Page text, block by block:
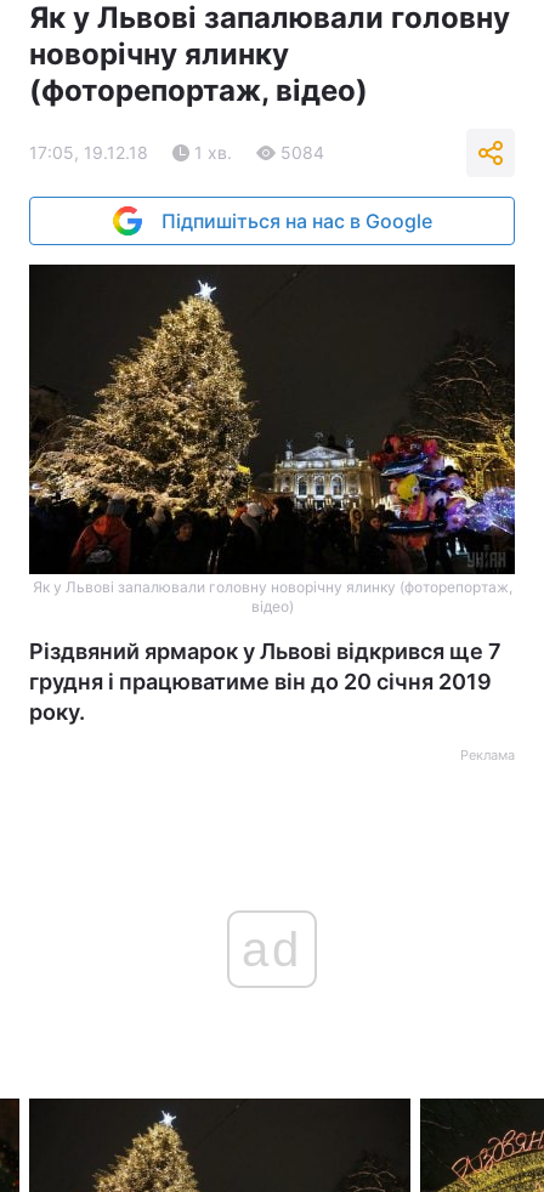
Як у Львові запалювали головну
новорічну ялинку
(фоторепортаж, відео)
17:05, 19.12.18 1 хв. 5084
Підпишіться на нас в Google
Як у Львові запалювали головну новорічну ялинку (фоторепортаж,
відео)
Різдвяний ярмарок у Львові відкрився ще 7
грудня і працюватиме він до 20 січня 2019
року.
Реклама
ad